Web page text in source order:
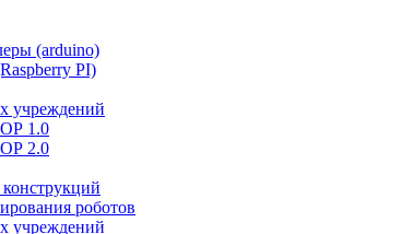
(arduino)
PI)
учреждений
1.0
2.0
роботов
учреждений